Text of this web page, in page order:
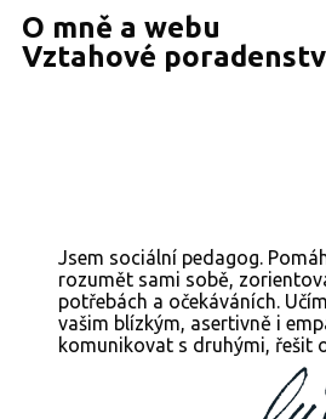
O mně a webu
Vztahové
Jsem sociální pedagog.
rozumět sami sobě,
potřebách a očekáváních.
vašim blízkým, asertivně i
komunikovat s druhými, řešit